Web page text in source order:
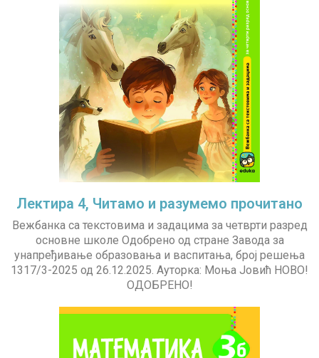
Лектира 4, Читамо и разумемо прочитано
Вежбанка са текстовима и задацима за четврти разред
основне школе Одобрено од стране Завода за
унапређивање образовања и васпитања, број решења
1317/3-2025 од 26.12.2025. Ауторка: Моња Јовић НОВО!
ОДОБРЕНО!